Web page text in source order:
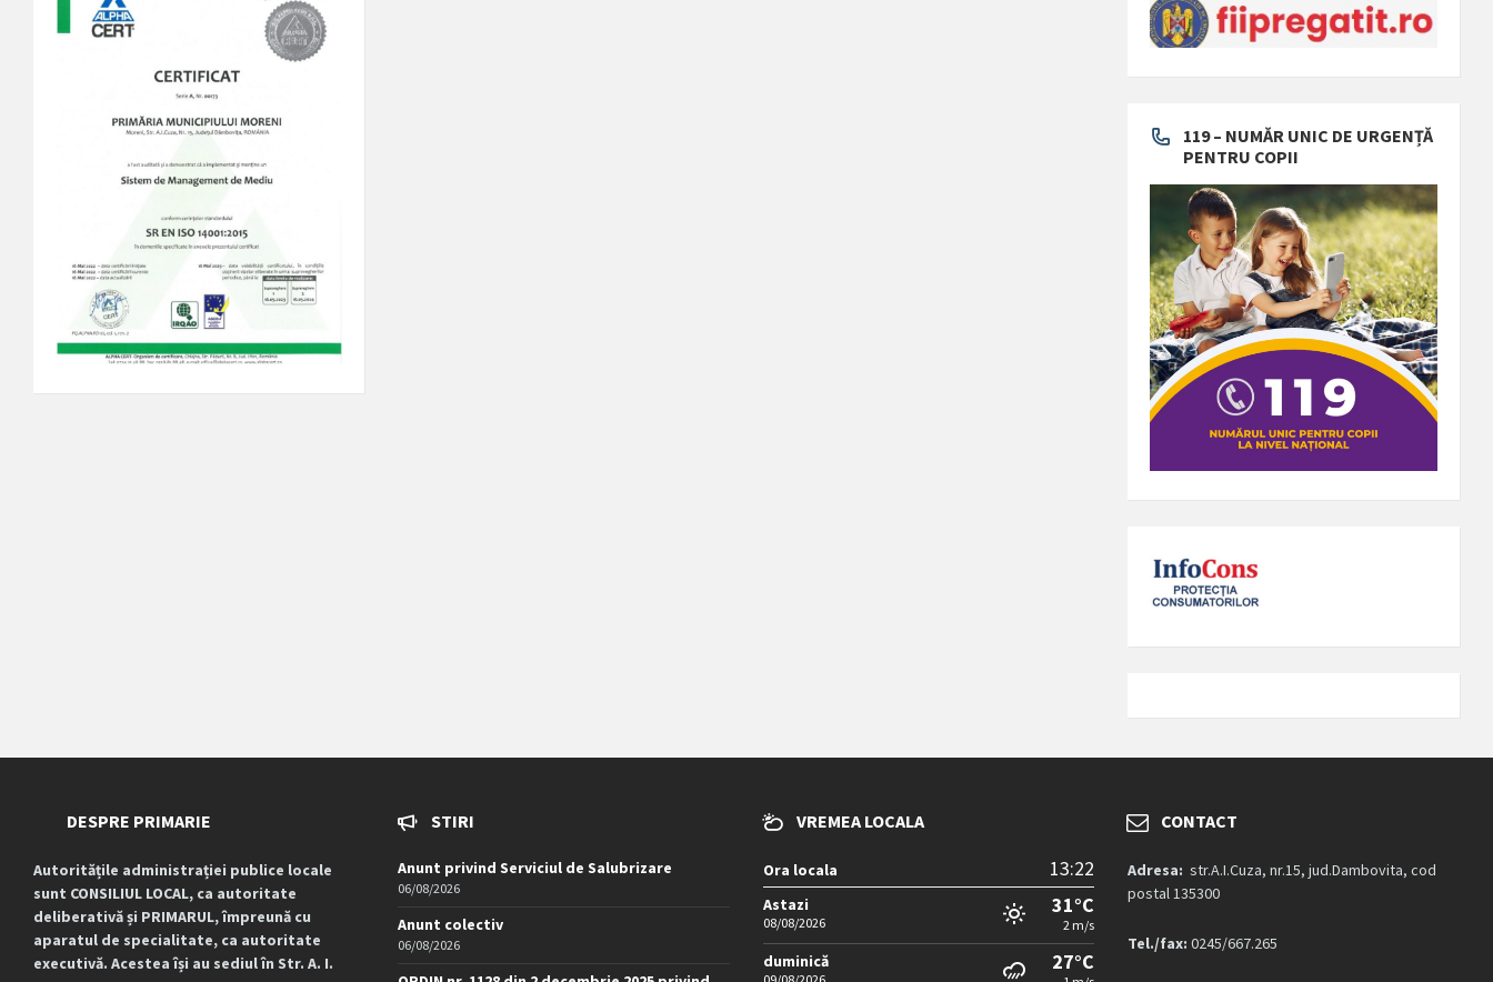
119 – NUMĂR UNIC DE URGENȚĂ
PENTRU COPII
DESPRE PRIMARIE
Autoritățile administrației publice locale
sunt CONSILIUL LOCAL, ca autoritate
deliberativă și PRIMARUL, împreună cu
aparatul de specialitate, ca autoritate
executivă. Acestea își au sediul în Str. A. I.
STIRI
Anunt privind Serviciul de Salubrizare
06/08/2026
Anunt colectiv
06/08/2026
VREMEA LOCALA
Ora locala 13:22
Astazi
08/08/2026
31°C
2 m/s
duminică 27°C
CONTACT
Adresa: str.A.I.Cuza, nr.15, jud.Dambovita, cod
postal 135300
Tel./fax: 0245/667.265